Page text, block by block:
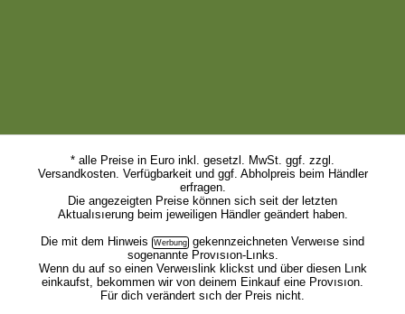
* alle Preise in Euro inkl. gesetzl. MwSt. ggf. zzgl.
Versandkosten. Verfügbarkeit und ggf. Abholpreis beim Händler
erfragen.
Die angezeigten Preise können sich seit der letzten
Aktualısıerung beim jeweiligen Händler geändert haben.
Die mit dem Hinweis
gekennzeichneten Verweıse sind
sogenannte Provısıon-Lınks.
Wenn du auf so einen Verweıslink klickst und über diesen Lınk
einkaufst, bekommen wir von deinem Einkauf eine Provısıon.
Für dich verändert sıch der Preis nicht.